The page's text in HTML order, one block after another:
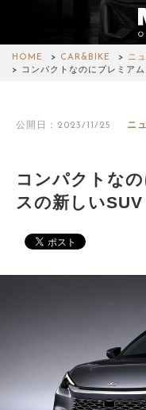
HOME CAR&BIKE
ニ
コンパクトなのにプレミア
公開日：2023/11/25 ニ
コンパクトな
スの新しい
WATCH
CAR&BIKE
LIFESTYLE